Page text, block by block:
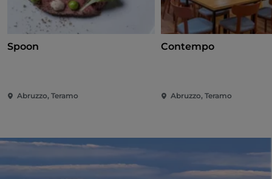
Spoon
Abruzzo, Teramo
Contempo
Abruzzo, Teramo